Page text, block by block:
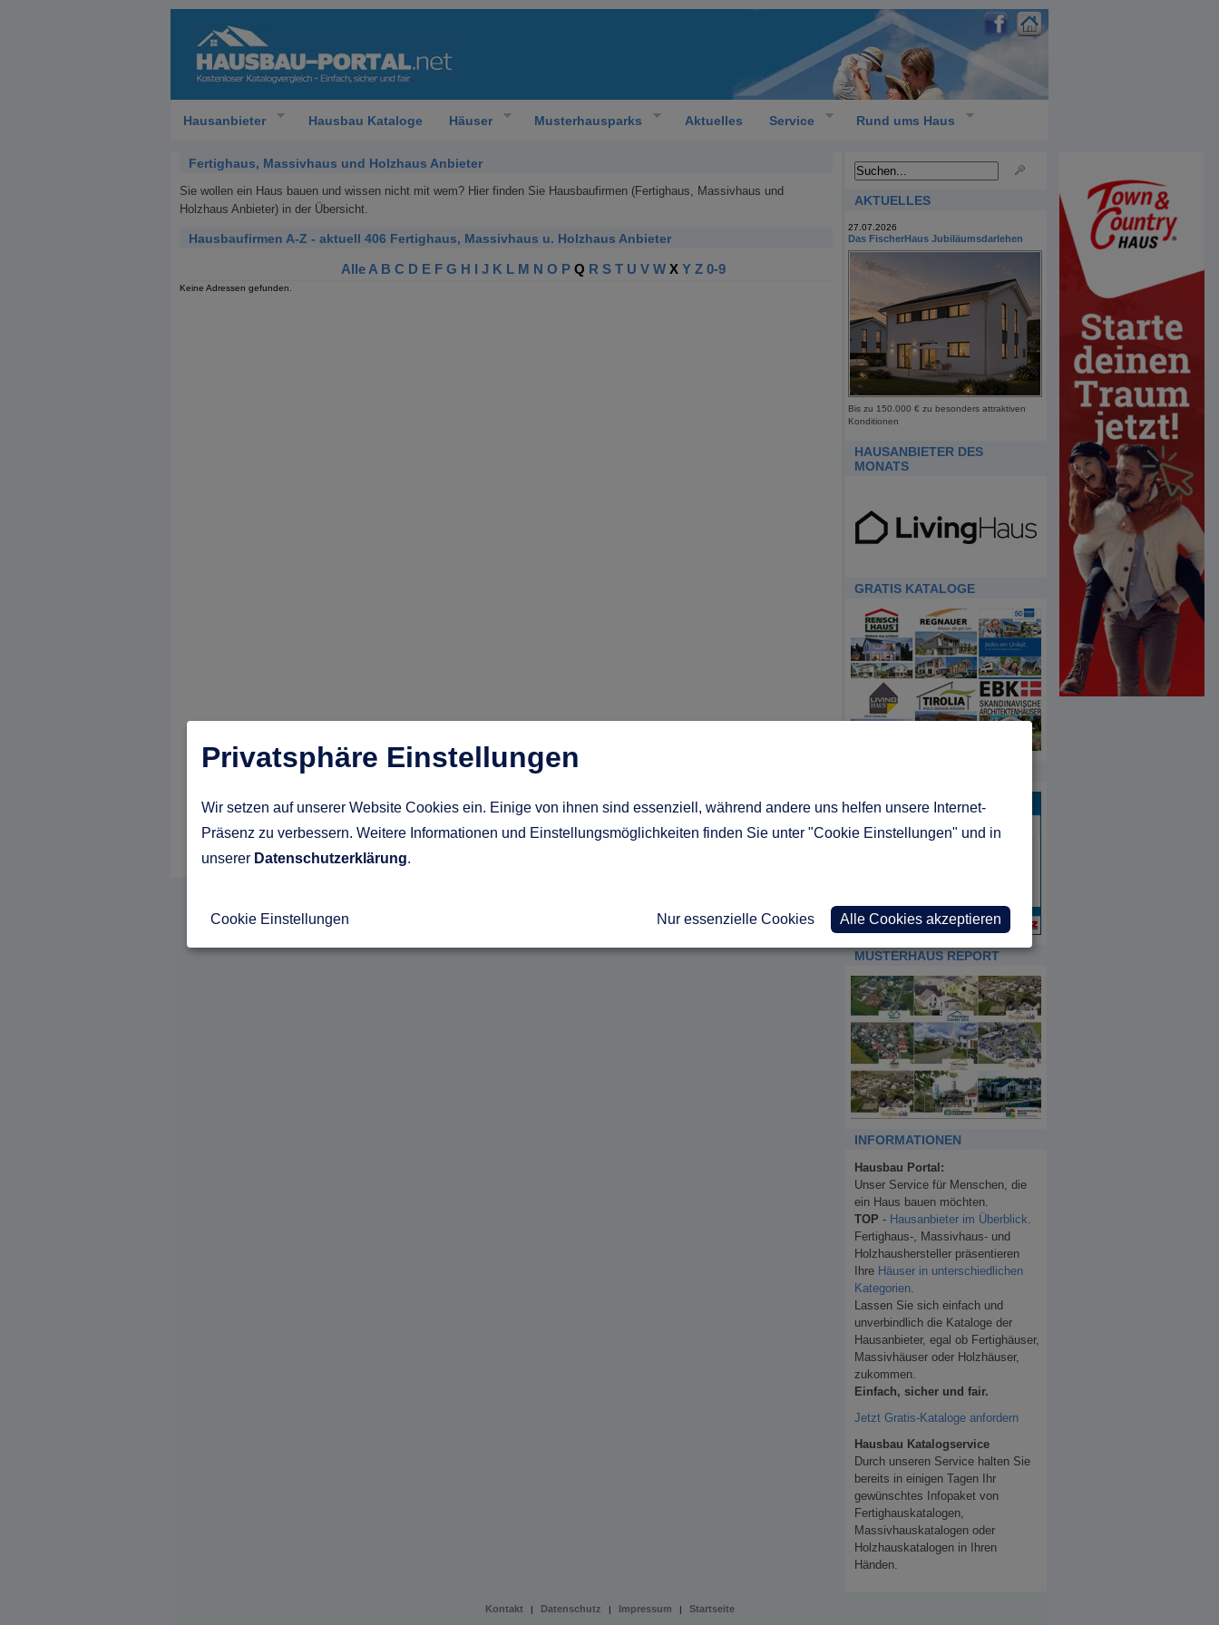
Hausanbieter Hausbau Kataloge Häuser Musterhausparks Aktuelles Service Rund ums Haus
Fertighaus, Massivhaus und Holzhaus Anbieter
Sie wollen ein Haus bauen und wissen nicht mit wem? Hier finden Sie Hausbaufirmen (Fertighaus, Massivhaus und
Holzhaus Anbieter) in der Übersicht.
Hausbaufirmen A-Z - aktuell 406 Fertighaus, Massivhaus u. Holzhaus Anbieter
Alle A B C D E F G H I J K L M N O P Q R S T U V W X Y Z 0-9
Keine Adressen gefunden.
AKTUELLES
27.07.2026
Das FischerHaus Jubiläumsdarlehen
Bis zu 150.000 € zu besonders attraktiven
Konditionen
HAUSANBIETER DES
MONATS
GRATIS KATALOGE
MUSTERHAUS REPORT
INFORMATIONEN
Hausbau Portal:
Unser Service für Menschen, die
ein Haus bauen möchten.
TOP - Hausanbieter im Überblick
Fertighaus-, Massivhaus- und
Holzhaushersteller präsentieren
Ihre Häuser in unterschiedlichen
Kategorien
Lassen Sie sich einfach und
unverbindlich die Kataloge der
Hausanbieter, egal ob Fertighäuser,
Massivhäuser oder Holzhäuser,
zukommen.
Einfach, sicher und fair.
Jetzt Gratis-Kataloge anfordern
Hausbau Katalogservice
Durch unseren Service halten Sie
bereits in einigen Tagen Ihr
gewünschtes Infopaket von
Fertighauskatalogen,
Massivhauskatalogen oder
Holzhauskatalogen in Ihren
Händen.
Kontakt | Datenschutz | Impressum | Startseite
Privatsphäre Einstellungen
Wir setzen auf unserer Website Cookies ein. Einige von ihnen sind essenziell, während andere uns helfen unsere Internet-
Präsenz zu verbessern. Weitere Informationen und Einstellungsmöglichkeiten finden Sie unter "Cookie Einstellungen" und in
unserer Datenschutzerklärung.
Cookie Einstellungen Nur essenzielle Cookies Alle Cookies akzeptieren